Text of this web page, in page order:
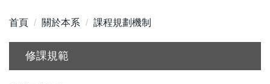
首頁 關於本系 課程規劃機制
修課規範